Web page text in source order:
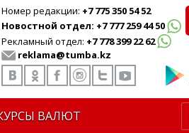
Номер редакции: +7 775 350 54 52
Новостной отдел: +7 777 259 44 50
Рекламный отдел: +7 778 399 22 62
reklama@tumba.kz
ВАЛЮТ